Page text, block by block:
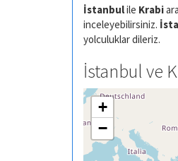
İstanbulile Krabi
inceleyebilirsiniz.
yolculuklar dileriz.
İstanbul ve
+
−